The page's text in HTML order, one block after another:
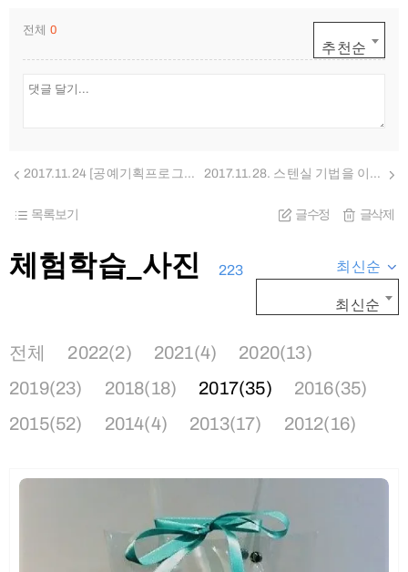
전체 0
추천순
2017.11.24 [공예기획프로그램] 향초 만들기 체험 2017.11.28. 스텐실 기법을 이용하여 재미있는 문양의 에코백 꾸미기
목록보기 글수정 글삭제
체험학습_사진 223 최신순
최신순
전체 2022(2) 2021(4)
2020(13)
2019(23)
2018(18) 2017(35)
2016(35)
2015(52)
2014(4) 2013(17) 2012(16)